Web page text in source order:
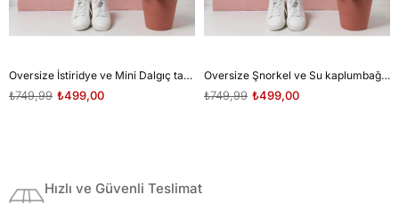
Oversize İstiridye ve Mini Dalgıç tasarım unisex T-shirt
₺499,00
₺749,99
Oversize Şnorkel ve Su kaplumbağası tasarım unisex T-shirt
₺499,00
₺749,99
Hızlı ve Güvenli Teslimat